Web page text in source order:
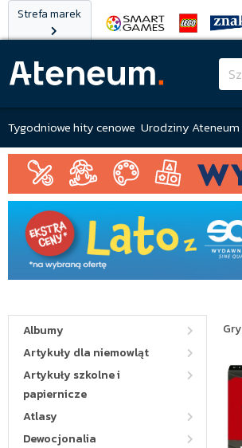
Strefa marek
Tygodniowe hity cenowe Urodziny Ateneum
Albumy
Artykuły dla niemowląt
Artykuły szkolne i
papiernicze
Atlasy
Dewocjonalia
Gry